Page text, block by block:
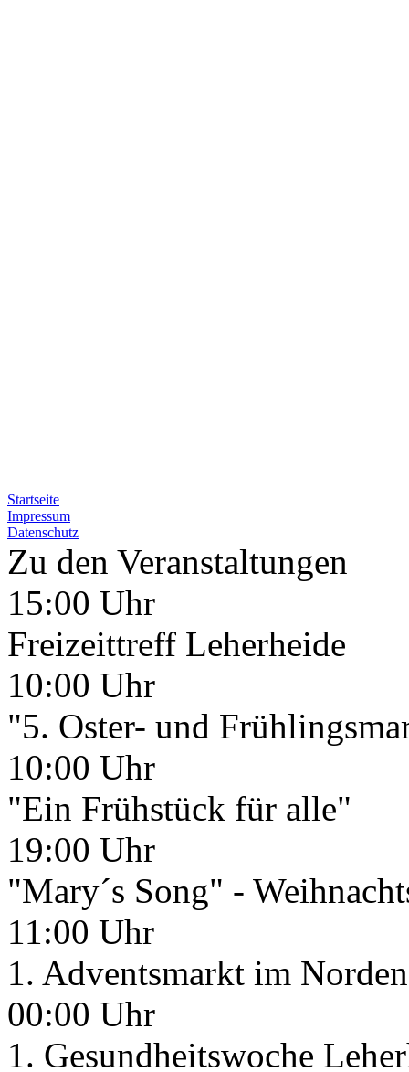
Startseite
Impressum
Datenschutz
Zu den Veranstaltungen
15:00 Uhr
Freizeittreff Leherheide
10:00 Uhr
"5. Oster- und
10:00 Uhr
"Ein Frühstück für alle"
19:00 Uhr
"Mary´s Song" -
11:00 Uhr
1. Adventsmarkt im
00:00 Uhr
1. Gesundheitswoche